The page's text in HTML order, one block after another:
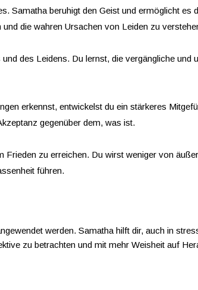
Samatha beruhigt den Geist und ermöglicht es
die wahren Ursachen von Leiden zu
des Leidens. Du lernst, die vergängliche und
erkennst, entwickelst du ein stärkeres
gegenüber dem, was ist.
zu erreichen. Du wirst weniger von
führen.
werden. Samatha hilft dir, auch in
zu betrachten und mit mehr Weisheit auf